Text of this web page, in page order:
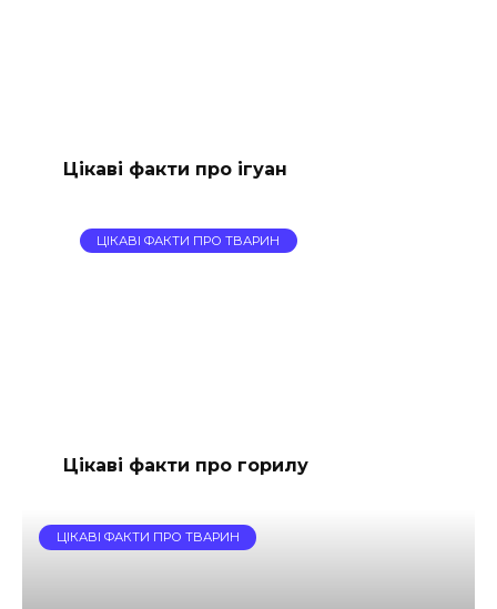
Цікаві факти про ігуан
ЦІКАВІ ФАКТИ ПРО ТВАРИН
Цікаві факти про горилу
ЦІКАВІ ФАКТИ ПРО ТВАРИН